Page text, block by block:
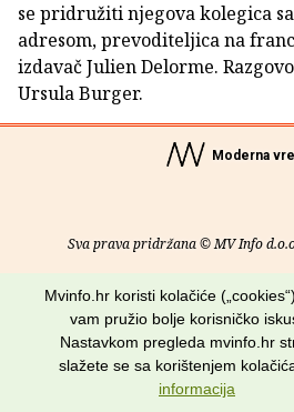
se pridružiti njegova kolegica
adresom, prevoditeljica na
izdavač Julien Delorme.
Ursula Burger.
Moderna
Sva prava pridržana © MV Info
O nama • Pomoć• Uvjeti
Potraži nas na:
Mvinfo.hr koristi kolačiće
vam pružio bolje korisničko
Nastavkom pregleda mvinfo.hr
slažete se sa korištenjem
informacija